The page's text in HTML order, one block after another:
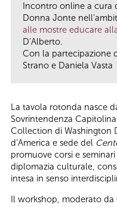
Incontro online a cura
Donna Jonte
alle mostre educare
D’Alberto.
Con la partecipazione
Strano e Daniela Vasta
La tavola rotonda nasce
Sovrintendenza
Collection di Washington
d’America e sede del
promuove corsi e
diplomazia culturale,
intesa in senso
Il workshop, moderato da